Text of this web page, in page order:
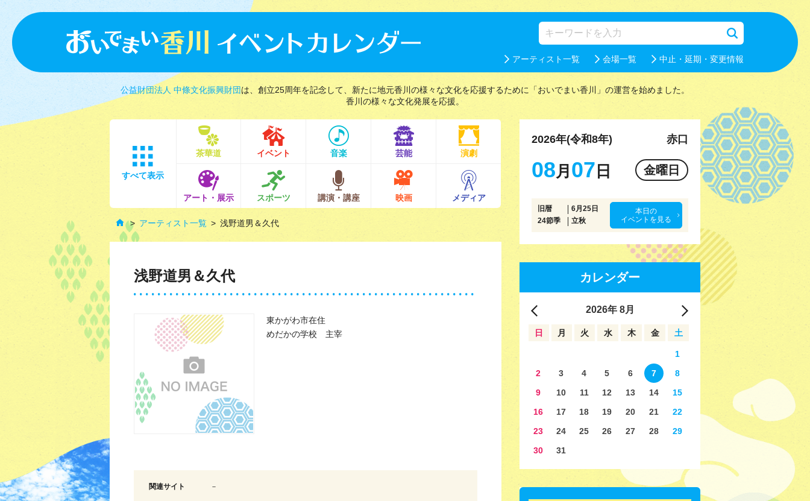
アーティスト一覧 会場一覧 中止・延期・変更情報
公益財団法人 中條文化振興財団は、創立25周年を記念して、新たに地元香川の様々な文化を応援するために「おいでまい香川」の運営を始めました。
香川の様々な文化発展を応援。
すべて表示
茶華道 イベント 音楽 芸能 演劇
アート・展示 スポーツ 講演・講座 映画 メディア
アーティスト一覧 浅野道男＆久代
浅野道男＆久代
東かがわ市在住
めだかの学校 主宰
関連サイト －
2026年(令和8年) 赤口
08月 07 日 金曜日
旧暦
6月25日
24節季
立秋
本日の
イベントを見る
カレンダー
2026年 8月
日 月 火 水 木 金 土
1
2
3 4 5 6 7
8
9
10 11 12 13 14
15
16
17 18 19 20 21
22
23
24 25 26 27 28
29
30
31